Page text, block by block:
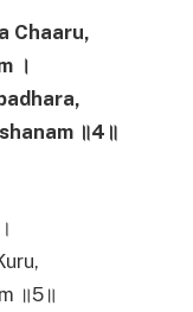
Chaaru,
।
॥4॥
॥5॥